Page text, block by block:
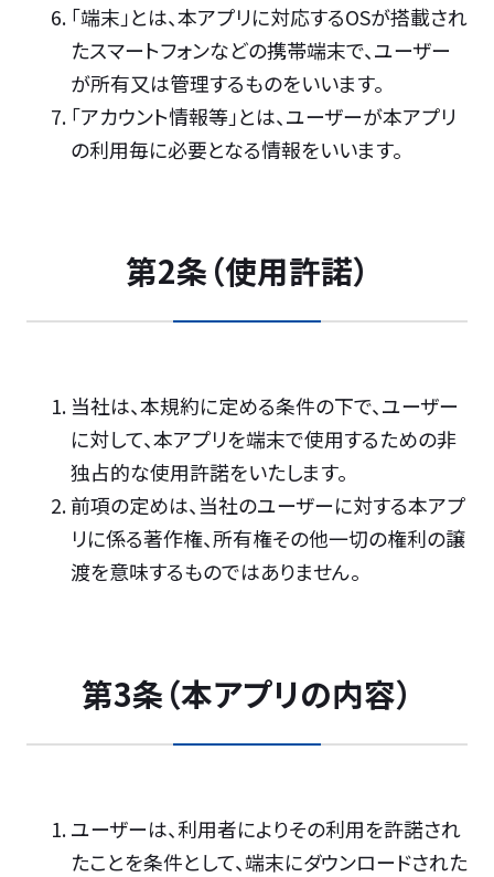
「端末」とは、本アプリに対応するOSが搭載され
たスマートフォンなどの携帯端末で、ユーザー
が所有又は管理するものをいいます。
「アカウント情報等」とは、ユーザーが本アプリ
の利用毎に必要となる情報をいいます。
第2条（使用許諾）
当社は、本規約に定める条件の下で、ユーザー
に対して、本アプリを端末で使用するための非
独占的な使用許諾をいたします。
前項の定めは、当社のユーザーに対する本アプ
リに係る著作権、所有権その他一切の権利の譲
渡を意味するものではありません。
第3条（本アプリの内容）
ユーザーは、利用者によりその利用を許諾され
たことを条件として、端末にダウンロードされた